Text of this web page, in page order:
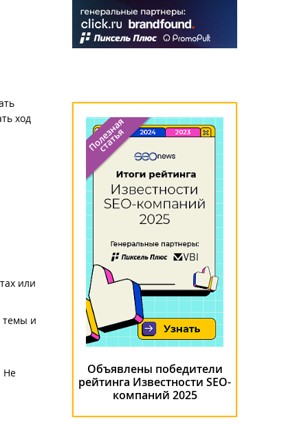
ход
или
темы и
Не
Объявлены победители
рейтинга Известности SEO-
компаний 2025